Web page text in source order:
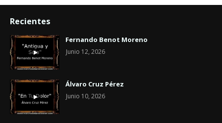
Recientes
Fernando Benot Moreno
Junio 12, 2026
Álvaro Cruz Pérez
Junio 10, 2026